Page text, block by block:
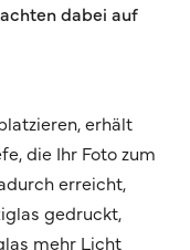
dabei auf
erhält
die Ihr Foto zum
erreicht,
gedruckt,
mehr Licht